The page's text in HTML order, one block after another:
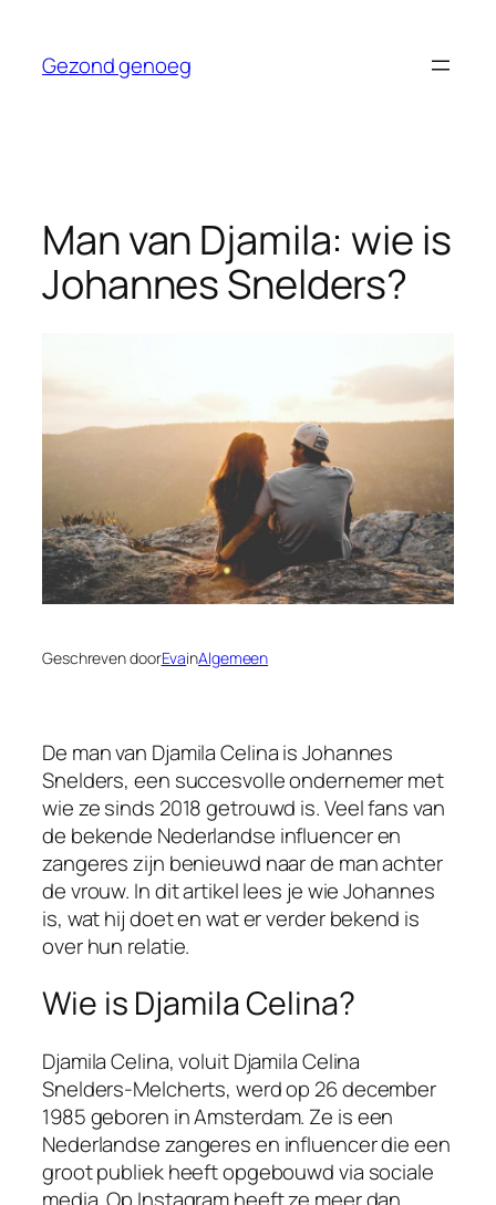
Gezond genoeg
Man van Djamila: wie is
Johannes Snelders?
Geschreven doorEvainAlgemeen
De man van Djamila Celina is Johannes
Snelders, een succesvolle ondernemer met
wie ze sinds 2018 getrouwd is. Veel fans van
de bekende Nederlandse influencer en
zangeres zijn benieuwd naar de man achter
de vrouw. In dit artikel lees je wie Johannes
is, wat hij doet en wat er verder bekend is
over hun relatie.
Wie is Djamila Celina?
Djamila Celina, voluit Djamila Celina
Snelders-Melcherts, werd op 26 december
1985 geboren in Amsterdam. Ze is een
Nederlandse zangeres en influencer die een
groot publiek heeft opgebouwd via sociale